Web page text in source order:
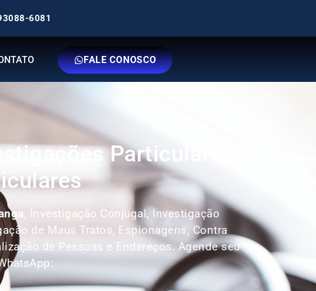
6081
FALE CONOSCO
Particulares,
, Investigação Conjugal, Investigação
de Maus Tratos, Espionagens, Contra
de Pessoas e Endereços. Agende seu